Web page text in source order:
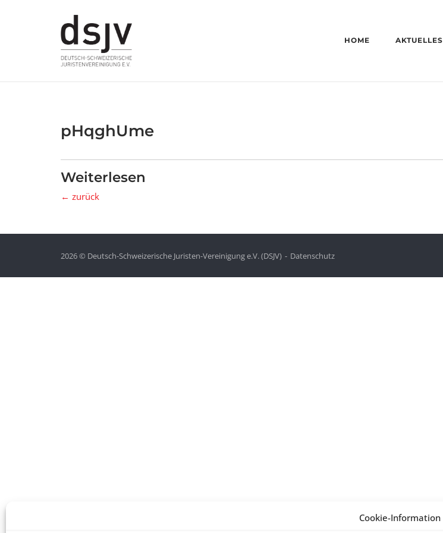
Cookie-Information
HOME AKTUELLES
pHqghUme
Weiterlesen
← zurück
2026 © Deutsch-Schweizerische Juristen-Vereinigung e.V. (DSJV) Datenschutz